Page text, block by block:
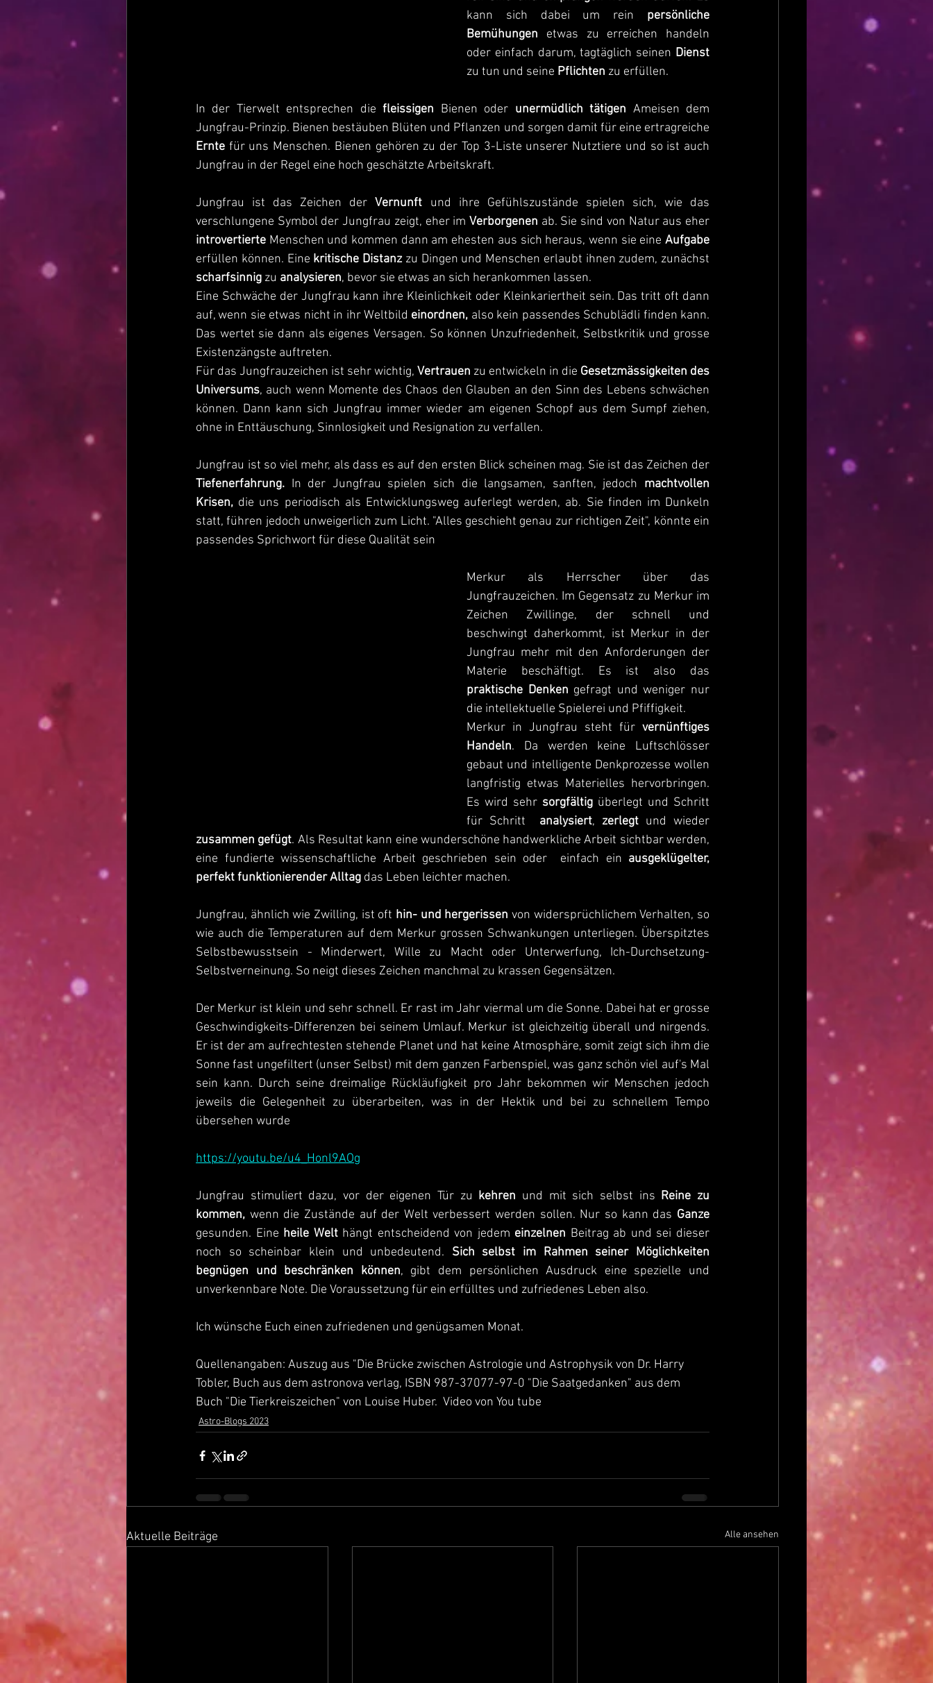
kann sich dabei um rein persönliche
Bemühungen etwas zu erreichen handeln
oder einfach darum, tagtäglich seinen Dienst
zu tun und seine Pflichten zu erfüllen.
In der Tierwelt entsprechen die fleissigen Bienen oder unermüdlich tätigen Ameisen dem
Ernte für uns Menschen. Bienen gehören zu der Top 3-Liste unserer Nutztiere und so ist auch
Jungfrau in der Regel eine hoch geschätzte Arbeitskraft.
Jungfrau ist das Zeichen der Vernunft und ihre Gefühlszustände spielen sich, wie das
verschlungene Symbol der Jungfrau zeigt, eher im Verborgenen
introvertierte Menschen und kommen dann am ehesten aus sich heraus, wenn sie eine Aufgabe
erfüllen können. Eine kritische Distanz
scharfsinnig zu analysieren, bevor sie etwas an sich herankommen lassen.
Eine Schwäche der Jungfrau kann ihre Kleinlichkeit oder Kleinkariertheit sein. Das tritt oft dann
auf, wenn sie etwas nicht in ihr Weltbild einordnen, also kein passendes Schublädli finden kann.
Das wertet sie dann als eigenes Versagen. So können Unzufriedenheit, Selbstkritik und grosse
Existenzängste auftreten.
Für das Jungfrauzeichen ist sehr wichtig, Vertrauen zu entwickeln in die Gesetzmässigkeiten des
Universums, auch wenn Momente des Chaos den Glauben an den Sinn des Lebens schwächen
können. Dann kann sich Jungfrau immer wieder am eigenen Schopf aus dem Sumpf ziehen,
ohne in Enttäuschung, Sinnlosigkeit und Resignation zu verfallen.
Tiefenerfahrung. In der Jungfrau spielen sich die langsamen, sanften, jedoch machtvollen
Krisen, die uns periodisch als Entwicklungsweg auferlegt werden, ab. Sie finden im Dunkeln
statt, führen jedoch unweigerlich zum Licht. "Alles geschieht genau zur richtigen Zeit", könnte ein
passendes Sprichwort für diese Qualität sein
Merkur als Herrscher über das
Jungfrauzeichen. Im Gegensatz zu Merkur im
Zeichen Zwillinge, der schnell und
beschwingt daherkommt, ist Merkur in der
Jungfrau mehr mit den Anforderungen der
praktische Denken gefragt und weniger nur
die intellektuelle Spielerei und Pfiffigkeit.
Merkur in Jungfrau steht für vernünftiges
Handeln. Da werden keine Luftschlösser
gebaut und intelligente Denkprozesse wollen
langfristig etwas Materielles hervorbringen.
Es wird sehr sorgfältig überlegt und Schritt
für Schritt analysiert, zerlegt
zusammen gefügt. Als Resultat kann eine wunderschöne handwerkliche Arbeit sichtbar werden,
eine fundierte wissenschaftliche Arbeit geschrieben sein oder  einfach ein ausgeklügelter,
perfekt funktionierender Alltag das Leben leichter machen.
Jungfrau, ähnlich wie Zwilling, ist oft hin- und hergerissen von widersprüchlichem Verhalten, so
wie auch die Temperaturen auf dem Merkur grossen Schwankungen unterliegen. Überspitztes
Selbstbewusstsein - Minderwert, Wille zu Macht oder Unterwerfung, Ich-Durchsetzung-
Selbstverneinung. So neigt dieses Zeichen manchmal zu krassen Gegensätzen.
Der Merkur ist klein und sehr schnell. Er rast im Jahr viermal um die Sonne. Dabei hat er grosse
Geschwindigkeits-Differenzen bei seinem Umlauf. Merkur ist gleichzeitig überall und nirgends.
Er ist der am aufrechtesten stehende Planet und hat keine Atmosphäre, somit zeigt sich ihm die
Sonne fast ungefiltert (unser Selbst) mit dem ganzen Farbenspiel, was ganz schön viel auf's Mal
sein kann. Durch seine dreimalige Rückläufigkeit pro Jahr bekommen wir Menschen jedoch
jeweils die Gelegenheit zu überarbeiten, was in der Hektik und bei zu schnellem Tempo
übersehen wurde
https://youtu.be/u4_Honl9AOg
Jungfrau stimuliert dazu, vor der eigenen Tür zu kehren und mit sich selbst ins Reine zu
kommen, wenn die Zustände auf der Welt verbessert werden sollen. Nur so kann das Ganze
gesunden. Eine heile Welt hängt entscheidend von jedem einzelnen Beitrag ab und sei dieser
noch so scheinbar klein und unbedeutend. Sich selbst im Rahmen seiner Möglichkeiten
begnügen und beschränken können, gibt dem persönlichen Ausdruck eine spezielle und
unverkennbare Note. Die Voraussetzung für ein erfülltes und zufriedenes Leben also.
Ich wünsche Euch einen zufriedenen und genügsamen Monat.
Quellenangaben: Auszug aus "Die Brücke zwischen Astrologie und Astrophysik von Dr. Harry
Tobler, Buch aus dem astronova verlag, ISBN 987-37077-97-0 "Die Saatgedanken" aus dem
Buch "Die Tierkreiszeichen" von Louise Huber.  Video von You tube
Astro-Blogs 2023
Aktuelle Beiträge Alle ansehen